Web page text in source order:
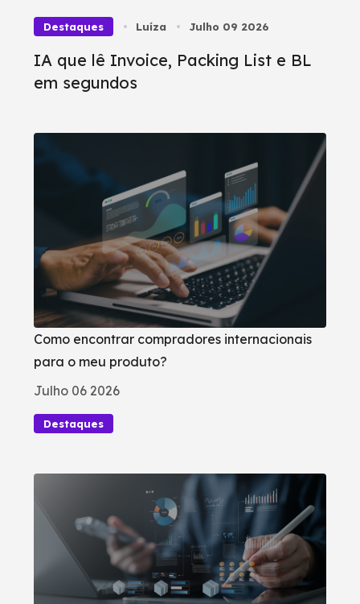
Destaques Luíza Julho 09 2026
IA que lê Invoice, Packing List e BL
em segundos
Como encontrar compradores internacionais
para o meu produto?
Julho 06 2026
Destaques